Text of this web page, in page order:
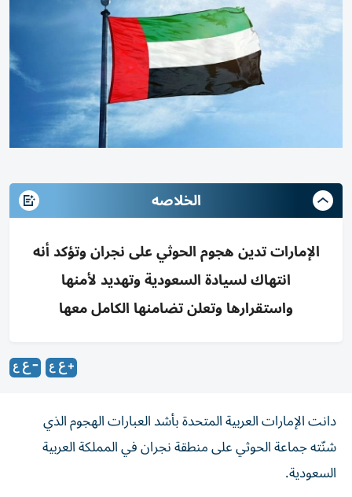
الخلاصه
الإمارات تدين هجوم الحوثي على نجران وتؤكد أنه
انتهاك لسيادة السعودية وتهديد لأمنها
واستقرارها وتعلن تضامنها الكامل معها
دانت الإمارات العربية المتحدة بأشد العبارات الهجوم الذي
شنّته جماعة الحوثي على منطقة نجران في المملكة العربية
السعودية.